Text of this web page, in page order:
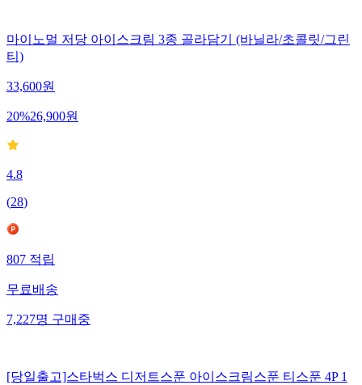
마이노멀 저당 아이스크림 3종 골라담기 (바닐라/초콜릿/그린
티)
33,600원
20%26,900원
4.8
(28)
807적립
무료배송
7,227명구매중
[당일출고]스타벅스 디저트스푼 아이스크림스푼 티스푼 4P 1